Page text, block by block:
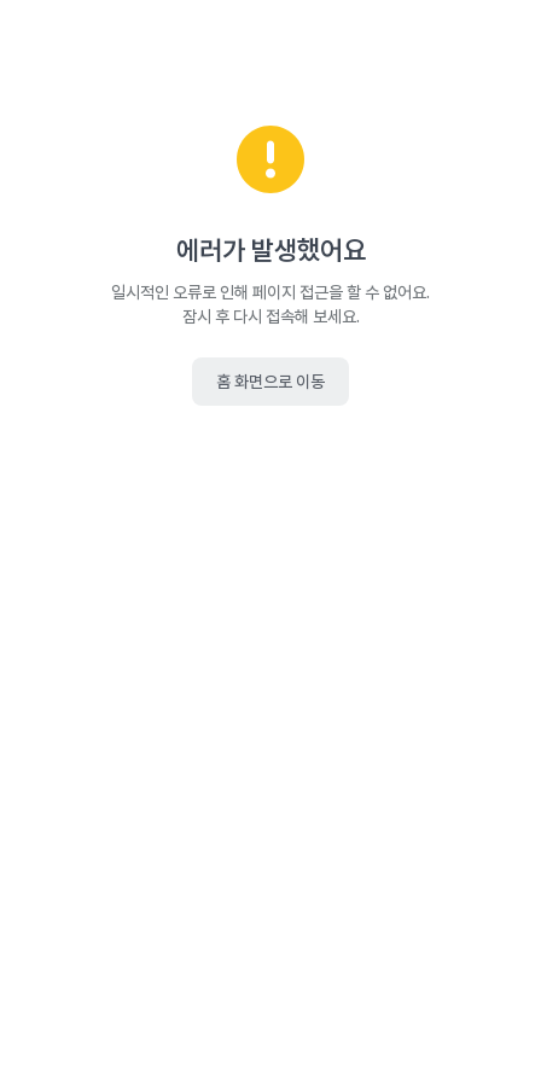
에러가 발생했어요
일시적인 오류로 인해 페이지 접근을 할 수 없어요.
잠시 후 다시 접속해 보세요.
홈 화면으로 이동